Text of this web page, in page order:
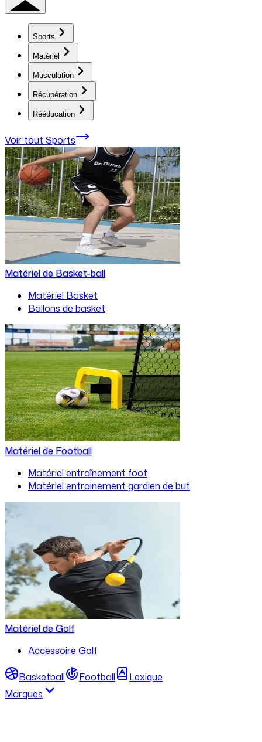
Sports
Matériel
Musculation
Récupération
Rééducation
Voir tout Sports
Matériel de Basket-ball
Matériel Basket
Ballons de basket
Matériel de Football
Matériel entraînement foot
Matériel entrainement gardien de but
Matériel de Golf
Accessoire Golf
Basketball Football
Lexique
Marques